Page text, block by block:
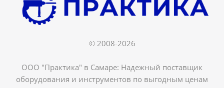
© 2008-2026
ООО "Практика" в Самаре: Надежный поставщик
оборудования и инструментов по выгодным ценам